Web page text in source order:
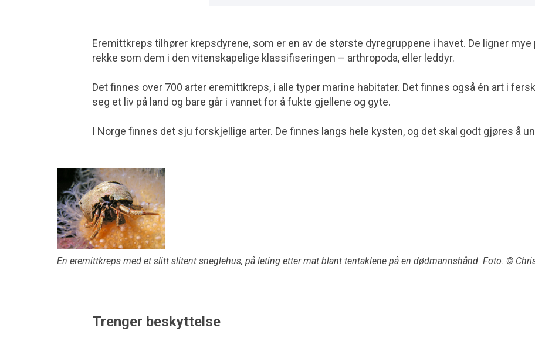
Eremittkreps tilhører krepsdyrene, som er en av de største dyregruppene i havet. De ligner
rekke som dem i den viten­skapelige klassifiseringen – arthropoda, eller leddyr.
Det finnes over 700 arter eremittkreps, i alle typer marine habitater. Det finnes også én art i
seg et liv på land og bare går i vannet for å fukte gjellene og gyte.
I Norge finnes det sju forskjellige arter. De finnes langs hele kysten, og det skal godt gjøres å
En eremittkreps med et slitt slitent sneglehus, på leting etter mat blant tentaklene på en dødmannshånd. Foto: ©
Trenger beskyttelse